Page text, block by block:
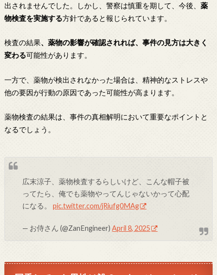
出されませんでした。しかし、警察は慎重を期して、今後、 薬
物検査を実施する方針であると報じられています。
検査の結果、薬物の影響が確認されれば、事件の見方は大きく
変わる可能性があります。
一方で、薬物が検出されなかった場合は、精神的なストレスや
他の要因が行動の原因であった可能性が高まります。
薬物検査の結果は、事件の真相解明において重要なポイントと
なるでしょう。
広末涼子、薬物検査するらしいけど、こんな帽子被
ってたら、俺でも薬物やってんじゃないかって心配
になる。pic.twitter.com/jRiufg0MAg
— お侍さん (@ZanEngineer)April 8, 2025